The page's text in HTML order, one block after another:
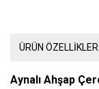
ÜRÜN
Aynalı Ahşap